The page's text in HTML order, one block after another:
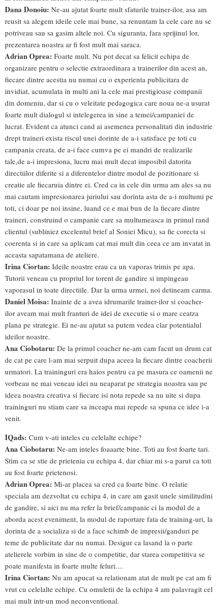
Dana Donoiu: Ne-au ajutat foarte mult sfaturile trainer-ilor, asa am
reusit sa alegem ideile cele mai bune, sa renuntam la cele care nu se
potriveau sau sa gasim altele noi. Cu siguranta, fara sprijinul lor,
prezentarea noastra ar fi fost mult mai saraca.
Adrian Oprea: Foarte mult. Nu pot decat sa felicit echipa de
organizare pentru o selectie extraordinara a trainerilor din acest an,
fiecare dintre acestia nu numai cu o experienta publicitara de
invidiat, acumulata in multi ani la cele mai prestigioase companii
din domeniu, dar si cu o veleitate pedagogica care noua ne-a usurat
foarte mult dialogul si intelegerea in sine a temei/campaniei de
lucrat. Evident ca atunci cand ai asemenea personalitati din industrie
drept traineri exista riscul unei dorinte de a-i satisface pe toti cu
campania creata, de a-i face cumva pe ei mandri de realizarile
tale,de a-i impresiona, lucru mai mult decat imposibil datorita
directiilor diferite si a diferentelor dintre modul de pozitionare si
creatie ale fiecaruia dintre ei. Cred ca in cele din urma am ales sa nu
mai cautam impresionarea juriului sau dorinta asta de a-i multumi pe
toti, ci doar pe noi insine, luand ce e mai bun de la fiecare dintre
traineri, construind o campanie care sa multumeasca in primul rand
clientul (subliniez excelentul brief al Soniei Micu), sa fie corecta si
coerenta si in care sa aplicam cat mai mult din ceea ce am invatat in
aceasta sapatamana de ateliere.
Irina Ciortan: Ideile noastre erau ca un vaporas trimis pe apa.
Tutorii veneau cu propriul lor torent de gandire si impingeau
vaporasul in toate directiile. Dar la urma urmei, noi detineam carma.
Daniel Moisa: Inainte de a avea idrumarile trainer-ilor si coacher-
ilor aveam mai mult franturi de idei de executie si o mare ceatza
plana pe strategie. Ei ne-au ajutat sa putem vedea clar potentialul
ideilor noastre.
Ana Ciobotaru: De la primul coacher ne-am cam facut un drum cat
de cat pe care l-am mai serpuit dupa aceea la fiecare dintre coacherii
urmatori. La traininguri era haios pentru ca pe masura ce oamenii ne
vorbeau ne mai veneau idei nu neaparat pe strategia noastra sau pe
ideea noastra creativa si fiecare isi nota repede sa nu uite si dupa
traininguri nu stiam care sa inceapa mai repede sa spuna ce idee i-a
venit.
IQads: Cum v-ati inteles cu celelalte echipe?
Ana Ciobotaru: Ne-am inteles foaaarte bine. Toti au fost foarte tari.
Stim ca se stie de prietenia cu echipa 4, dar chiar mi s-a parut ca toti
au fost foarte prietenosi.
Adrian Oprea: Mi-ar placea sa cred ca foarte bine. O relatie
speciala am dezvoltat cu echipa 4, in care am gasit unele similitudini
de gandire, si aici nu ma refer la brief/campanie ci la modul de a
aborda acest eveniment, la modul de raportare fata de training-uri, la
dorinta de a socializa si de a face schimb de impresii/ganduri pe
teme de publicitate dar nu numai. Desigur ca lasand la o parte
atelierele vorbim in sine de o competitie, dar starea competitiva se
poate manifesta in foarte multe feluri....
Irina Ciortan: Nu am apucat sa relationam atat de mult pe cat am fi
vrut cu celelalte echipe. Cu omuletii de la echipa 4 am palavragit cel
mai mult intr-un mod neconventional.